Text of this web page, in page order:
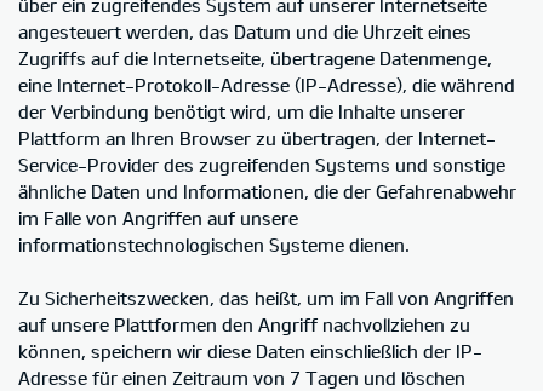
über ein zugreifendes System auf unserer Internetseite
angesteuert werden, das Datum und die Uhrzeit eines
Zugriffs auf die Internetseite, übertragene Datenmenge,
eine Internet-Protokoll-Adresse (IP-Adresse), die während
der Verbindung benötigt wird, um die Inhalte unserer
Plattform an Ihren Browser zu übertragen, der Internet-
Service-Provider des zugreifenden Systems und sonstige
ähnliche Daten und Informationen, die der Gefahrenabwehr
im Falle von Angriffen auf unsere
informationstechnologischen Systeme dienen.
Zu Sicherheitszwecken, das heißt, um im Fall von Angriffen
auf unsere Plattformen den Angriff nachvollziehen zu
können, speichern wir diese Daten einschließlich der IP-
Adresse für einen Zeitraum von 7 Tagen und löschen